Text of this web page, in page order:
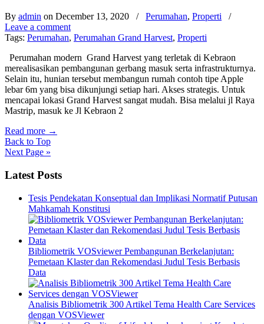
By admin on December 13, 2020 / Perumahan, Properti
/
Leave a comment
Tags: Perumahan, Perumahan Grand Harvest, Properti
Perumahan modern Grand Harvest yang terletak di Kebraon
merealisasikan pembangunan gerbang masuk serta infrastrukturnya.
Selain itu, hunian tersebut membangun rumah contoh tipe Apple
lebar 6m yang bisa dikunjungi setiap hari. Akses strategis. Untuk
mencapai lokasi Grand Harvest sangat mudah. Bisa melalui jl Raya
Mastrip, masuk ke Jl Kebraon 2
Read more →
Back to Top
Next Page »
Latest Posts
Tesis Pendekatan Konseptual dan Implikasi Normatif Putusan
Mahkamah Konstitusi
Bibliometrik VOSviewer Pembangunan Berkelanjutan:
Pemetaan Klaster dan Rekomendasi Judul Tesis Berbasis
Data
Analisis Bibliometrik 300 Artikel Tema Health Care Services
dengan VOSViewer